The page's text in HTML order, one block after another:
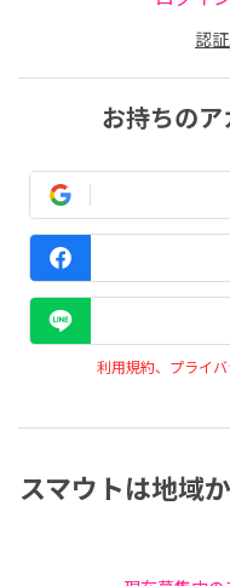
認
お持ちの
利用規約、プライ
スマウトは地域